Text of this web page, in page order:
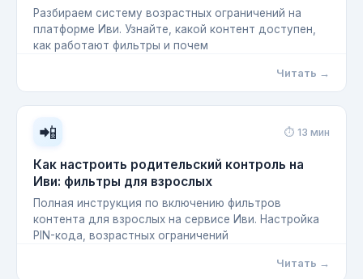
Разбираем систему возрастных ограничений на
платформе Иви. Узнайте, какой контент доступен,
как работают фильтры и почем
Читать →
📲 ⏱ 13 мин
Как настроить родительский контроль на
Иви: фильтры для взрослых
Полная инструкция по включению фильтров
контента для взрослых на сервисе Иви. Настройка
PIN-кода, возрастных ограничений
Читать →